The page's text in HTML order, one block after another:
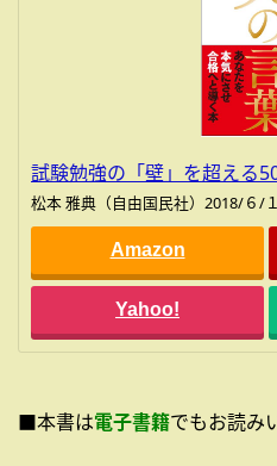
試験勉強の「壁」を超える
松本 雅典（自由国民社）2018/６/１
Amazon
Yahoo!
■本書は電子書籍でもお読み